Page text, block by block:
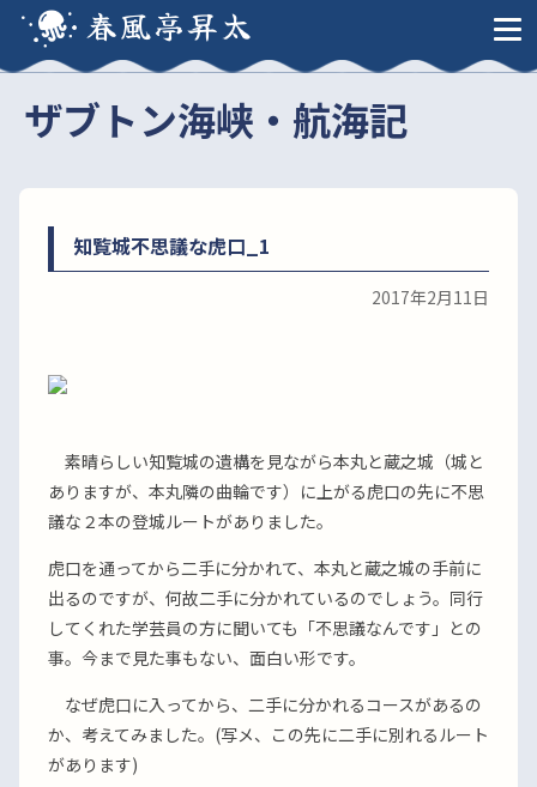
春風亭昇太
ザブトン海峡・航海記
知覧城不思議な虎口_1
2017年2月11日
素晴らしい知覧城の遺構を見ながら本丸と蔵之城（城と
ありますが、本丸隣の曲輪です）に上がる虎口の先に不思
議な２本の登城ルートがありました。
虎口を通ってから二手に分かれて、本丸と蔵之城の手前に
出るのですが、何故二手に分かれているのでしょう。同行
してくれた学芸員の方に聞いても「不思議なんです」との
事。今まで見た事もない、面白い形です。
なぜ虎口に入ってから、二手に分かれるコースがあるの
か、考えてみました。(写メ、この先に二手に別れるルート
があります)